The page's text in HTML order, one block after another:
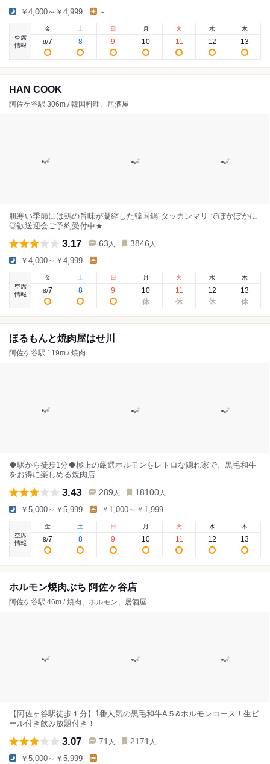
￥4,000～￥4,999 -
空席
情報
金
8/7
土
8
日
9
月
10
火
11
水
12
木
13
HAN COOK
阿佐ケ谷駅 306m / 韓国料理、居酒屋
肌寒い季節には鶏の旨味が凝縮した韓国鍋"タッカンマリ”でぽかぽかに
◎歓送迎会ご予約受付中★
3.17 63 人 3846 人
￥4,000～￥4,999 -
空席
情報
金
8/7
土
8
日
9
月
10
火
11
水
12
木
13
ほるもんと焼肉屋はせ川
阿佐ケ谷駅 119m / 焼肉
◆駅から徒歩1分◆極上の厳選ホルモンをレトロな隠れ家で。黒毛和牛
をお得に楽しめる焼肉店
3.43 289 人 18100 人
￥5,000～￥5,999 ￥1,000～￥1,999
空席
情報
金
8/7
土
8
日
9
月
10
火
11
水
12
木
13
ホルモン焼肉ぶち 阿佐ヶ谷店
阿佐ケ谷駅 46m / 焼肉、ホルモン、居酒屋
【阿佐ヶ谷駅徒歩１分】1番人気の黒毛和牛A５&ホルモンコース！生ビ
ール付き飲み放題付き！
3.07 71 人 2171 人
￥5,000～￥5,999 -